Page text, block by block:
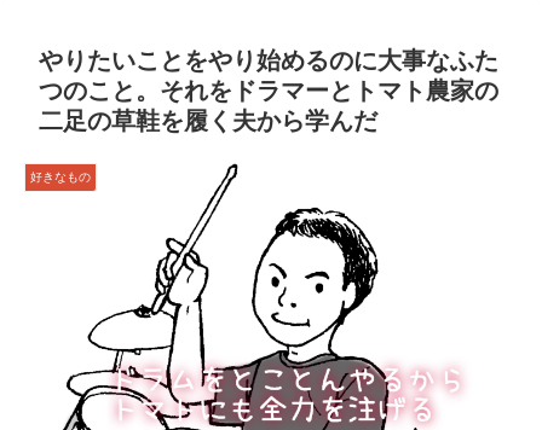
やりたいことをやり始めるのに大事なふた
つのこと。それをドラマーとトマト農家の
二足の草鞋を履く夫から学んだ
好きなもの